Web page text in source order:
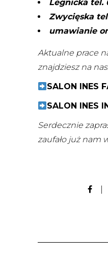
Legnicka tel.
Zwycięska
umawianie
Aktualne prace
znajdziesz na
SALON INES
SALON INES
Serdecznie
zaufało już nam